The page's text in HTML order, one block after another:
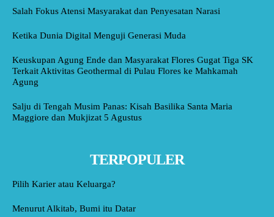
Salah Fokus Atensi Masyarakat dan Penyesatan Narasi
Ketika Dunia Digital Menguji Generasi Muda
Keuskupan Agung Ende dan Masyarakat Flores Gugat Tiga SK
Terkait Aktivitas Geothermal di Pulau Flores ke Mahkamah
Agung
Salju di Tengah Musim Panas: Kisah Basilika Santa Maria
Maggiore dan Mukjizat 5 Agustus
TERPOPULER
Pilih Karier atau Keluarga?
Menurut Alkitab, Bumi itu Datar